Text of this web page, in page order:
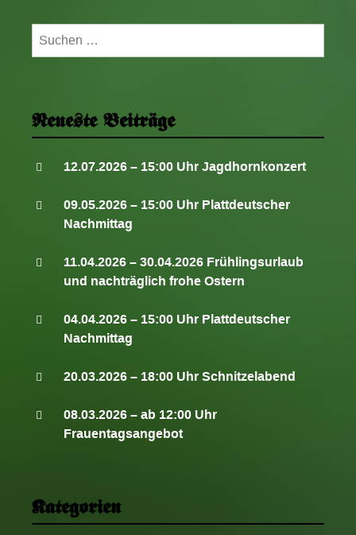
a
n
Suchen
Neueste Beiträge
12.07.2026 – 15:00 Uhr Jagdhornkonzert
09.05.2026 – 15:00 Uhr Plattdeutscher
Nachmittag
11.04.2026 – 30.04.2026 Frühlingsurlaub
und nachträglich frohe Ostern
04.04.2026 – 15:00 Uhr Plattdeutscher
Nachmittag
20.03.2026 – 18:00 Uhr Schnitzelabend
08.03.2026 – ab 12:00 Uhr
Frauentagsangebot
Kategorien